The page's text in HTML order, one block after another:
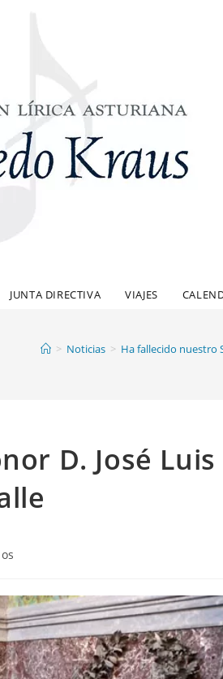
JUNTA DIRECTIVA VIAJES
> Noticias > Ha fallecido nuestro
D. José Luis